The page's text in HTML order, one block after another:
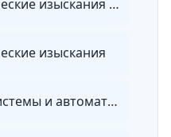
Инженерно-геологические изыскания для строительства
изыскания
Интеллектуальные системы и автоматика в строительстве